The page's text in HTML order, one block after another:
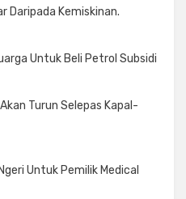
Daripada Kemiskinan.
Untuk Beli Petrol Subsidi
Turun Selepas Kapal-
Untuk Pemilik Medical